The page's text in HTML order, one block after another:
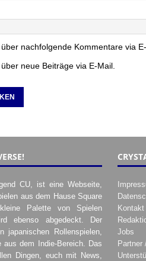
nachfolgende Kommentare via
neue Beiträge via E-Mail.
CU, ist eine Webseite,
aus dem Hause Square
Palette von Spielen
ebenso abgedeckt. Der
japanischen Rollenspielen,
dem Indie-Bereich. Das
Dingen, euch mit News,
Kontakt
Jobs
Partner